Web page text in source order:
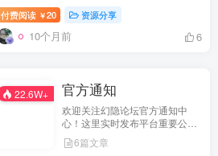
付费阅读 ￥20 资源分享
10个月前 6
22.6W+ 官方通知
欢迎关注幻隐论坛官方通知中
心！这里实时发布平台重要公
告、活动规则、功能更新、安全
提醒及用户权益说明，确保每位
6篇文章